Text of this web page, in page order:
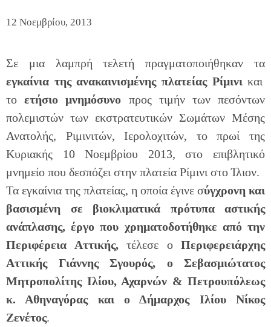
12 Νοεμβρίου, 2013
Σε μια λαμπρή τελετή πραγματοποιήθηκαν τα
εγκαίνια της ανακαινισμένης πλατείας Ρίμινικαι
τοετήσιο μνημόσυνο προς τιμήν των πεσόντων
πολεμιστών των εκστρατευτικών Σωμάτων Μέσης
Ανατολής, Ριμινιτών, Ιερολοχιτών, το πρωί της
Κυριακής 10 Νοεμβρίου 2013, στο επιβλητικό
μνημείο που δεσπόζει στην πλατεία Ρίμινι στο Ίλιον.
Τα εγκαίνια της πλατείας, η οποία έγινε σύγχρονη και
βασισμένη σε βιοκλιματικά πρότυπα αστικής
ανάπλασης, έργο που χρηματοδοτήθηκε από την
Περιφέρεια Αττικής,τέλεσε ο Περιφερειάρχης
Αττικής Γιάννης Σγουρός, ο Σεβασμιώτατος
Μητροπολίτης Ιλίου, Αχαρνών & Πετρουπόλεως
κ. Αθηναγόρας και ο Δήμαρχος Ιλίου Νίκος
Ζενέτος.